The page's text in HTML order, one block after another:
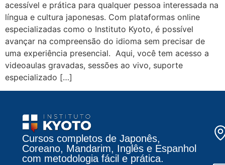
acessível e prática para qualquer pessoa interessada na
língua e cultura japonesas. Com plataformas online
especializadas como o Instituto Kyoto, é possível
avançar na compreensão do idioma sem precisar de
uma experiência presencial. Aqui, você tem acesso a
videoaulas gravadas, sessões ao vivo, suporte
especializado […]
Cursos completos de Japonês,
Coreano, Mandarim, Inglês e Espanhol
com metodologia fácil e prática.